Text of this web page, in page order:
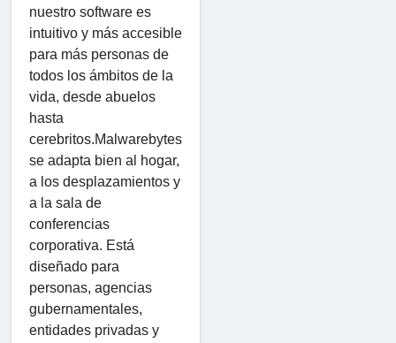
nuestro software es
intuitivo y más accesible
para más personas de
todos los ámbitos de la
vida, desde abuelos
hasta
cerebritos.Malwarebytes
se adapta bien al hogar,
a los desplazamientos y
a la sala de
conferencias
corporativa. Está
diseñado para
personas, agencias
gubernamentales,
entidades privadas y